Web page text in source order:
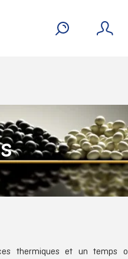
thermiques et un temps